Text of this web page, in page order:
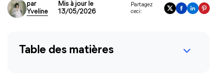
par
Yveline
Mis à jour le
13/05/2026
Partagez
ceci:
Table des matières